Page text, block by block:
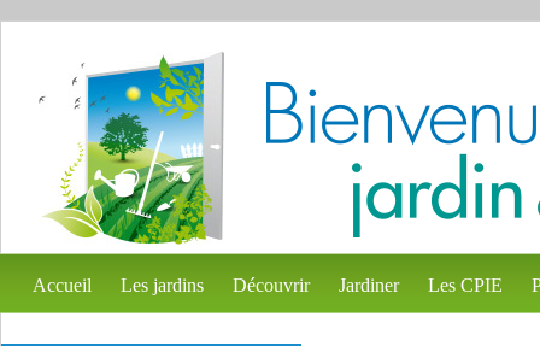
Accueil Les jardins Découvrir Jardiner Les CPIE